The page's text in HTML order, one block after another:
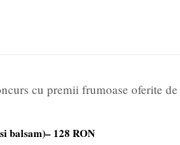
cu premii frumoase oferite de
balsam)– 128 RON